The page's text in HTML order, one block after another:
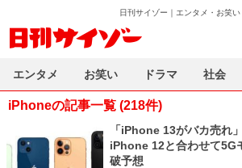
日刊サイゾー｜エンタメ・お笑
iPhoneの記事一覧 (218件)
「iPhone 13がバカ売れ
iPhone 12と合わせて5G
破予想
エンタメ お笑い ドラマ 社会